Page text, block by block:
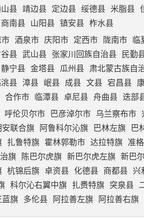
县 靖边县 定边县 绥德县 米脂县
商南县 山阳县 镇安县 柞水县
酒泉市 庆阳市 定西市 陇南市 临
县 武山县 张家川回族自治县
民勤
静宁县 金塔县 瓜州县 肃北蒙古族自
县 漳县 岷县 成县 文县 宕昌县
合作市 临潭县 卓尼县 舟曲县 迭部
呼伦贝尔市 巴彦淖尔市 乌兰察布市
联合旗 阿鲁科尔沁旗 巴林左旗 巴
扎鲁特旗 霍林郭勒市 达拉特旗 准
旗 陈巴尔虎旗 新巴尔虎左旗 新巴
杭锦后旗 卓资县 化德县 商都县 兴
科尔沁右翼中旗 扎赉特旗 突泉县
蓝旗 多伦县 阿拉善左旗 阿拉善右旗